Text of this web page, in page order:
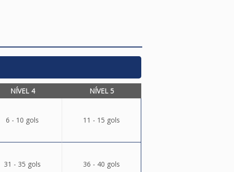
NÍVEL 4 NÍVEL 5
6 - 10 gols 11 - 15 gols
31 - 35 gols 36 - 40 gols